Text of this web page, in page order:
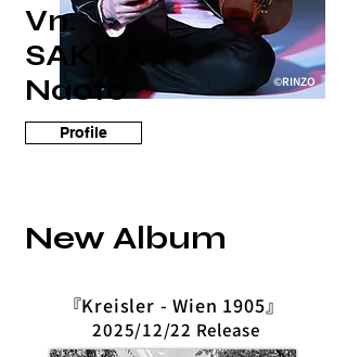
Vn.
SAKIYA
​Naoto
​©RINZO
Profile
New Album
『Kreisler - Wien 1905』
2025/12/22 Release